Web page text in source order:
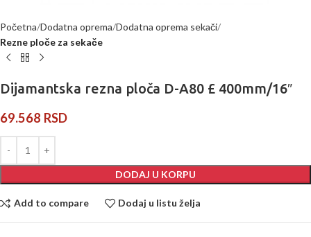
Početna Dodatna oprema Dodatna oprema sekači
Rezne ploče za sekače
Dijamantska rezna ploča D-A80 £ 400mm/16″
69.568 RSD
DODAJ U KORPU
Add to compare Dodaj u listu želja